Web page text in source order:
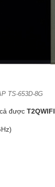
TS-653D-8G
được T2QWIFI